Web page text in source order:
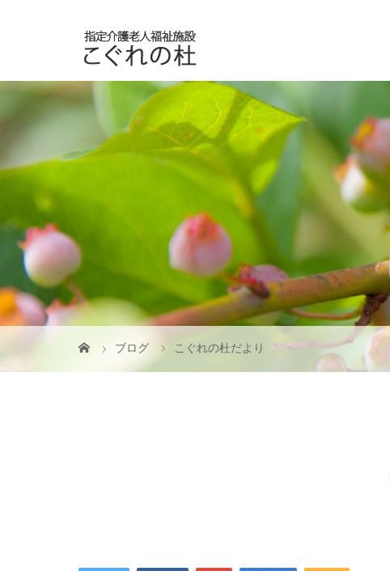
ブログ こぐれの杜だより